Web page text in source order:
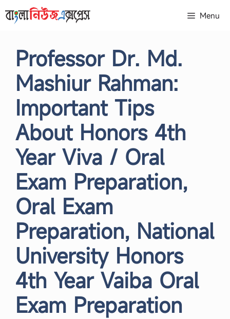
to
Menu
Professor Dr. Md.
Mashiur Rahman:
Important Tips
About Honors 4th
Year Viva / Oral
Exam Preparation,
Oral Exam
Preparation, National
University Honors
4th Year Vaiba Oral
Exam Preparation